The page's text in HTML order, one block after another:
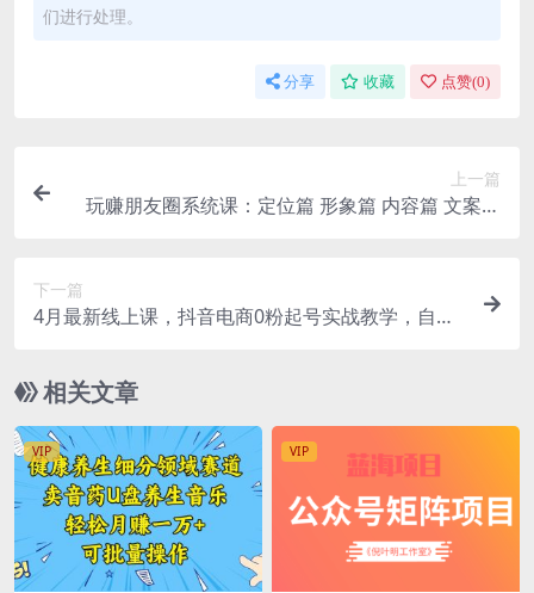
们进行处理。
分享 收藏 点赞(0)
上一篇
玩赚朋友圈系统课：定位篇 形象篇 内容篇 文案篇
下一篇
4月最新线上课，抖音电商0粉起号实战教学，自然
相关文章
VIP VIP